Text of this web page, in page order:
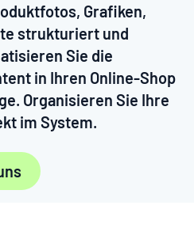
Grafiken,
strukturiert und
Sie die
in Ihren Online-Shop
Organisieren Sie Ihre
im System.